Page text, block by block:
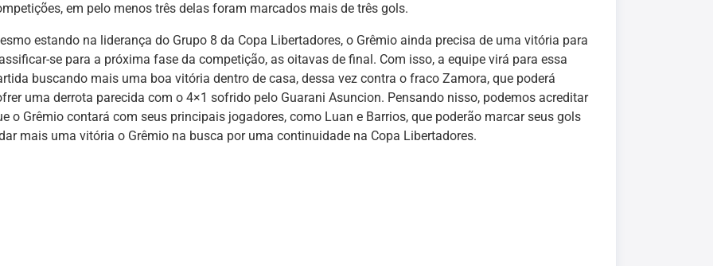
em pelo menos três delas foram marcados mais de três gols.
estando na liderança do Grupo 8 da Copa Libertadores, o Grêmio ainda precisa de uma vitória para
se para a próxima fase da competição, as oitavas de final. Com isso, a equipe virá para essa
buscando mais uma boa vitória dentro de casa, dessa vez contra o fraco Zamora, que poderá
uma derrota parecida com o 4×1 sofrido pelo Guarani Asuncion. Pensando nisso, podemos acreditar
o Grêmio contará com seus principais jogadores, como Luan e Barrios, que poderão marcar seus gols
mais uma vitória o Grêmio na busca por uma continuidade na Copa Libertadores.